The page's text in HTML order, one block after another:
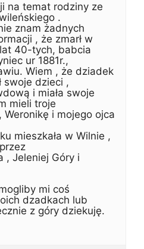
na temat rodziny ze
.
znam żadnych
, że zmarł w
40-tych, babcia
ur 1881r.,
Wiem , że dziadek
swoje dzieci ,
i miała swoje
mieli troje
Weronikę i mojego ojca
mieszkała w Wilnie ,
, Jeleniej Góry i
mi coś
dzadkach lub
z góry dziekuję.